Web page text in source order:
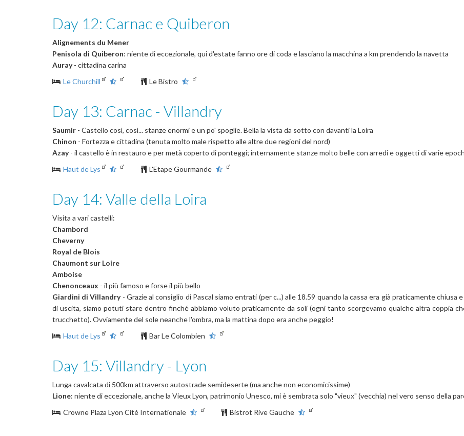
Day 12: Carnac e Quiberon
Alignements du Mener
Penisola di Quiberon: niente di eccezionale, qui d'estate fanno ore di coda e lasciano la macchina a km prendendo la navetta
Auray- cittadina carina
Le Churchill
Le Bistro
Day 13: Carnac - Villandry
Saumir - Castello così, così... stanze enormi e un po' spoglie. Bella la vista da sotto con davanti la Loira
Chinon - Fortezza e cittadina (tenuta molto male rispetto alle altre due regioni del nord)
Azay- il castello è in restauro e per metà coperto di ponteggi; internamente stanze molto belle con arredi e oggetti di varie
Haut de Lys
L'Etape Gourmande
Day 14: Valle della Loira
Visita a vari castelli:
Chambord
Cheverny
Royal de Blois
Chaumont sur Loire
Amboise
Chenonceaux - il più famoso e forse il più bello
Giardini di Villandry- Grazie al consiglio di Pascal siamo entrati (per c...) alle 18.59 quando la cassa era già praticamente chiusa
di uscita, siamo potuti stare dentro finché abbiamo voluto praticamente da soli (ogni tanto scorgevamo qualche altra coppia
trucchetto). Ovviamente del sole neanche l'ombra, ma la mattina dopo era anche peggio!
Haut de Lys
Bar Le Colombien
Day 15: Villandry - Lyon
Lunga cavalcata di 500km attraverso autostrade semideserte (ma anche non economicissime)
Lione: niente di eccezionale, anche la Vieux Lyon, patrimonio Unesco, mi è sembrata solo "vieux" (vecchia) nel vero senso della
Crowne Plaza Lyon Cité Internationale
Bistrot Rive Gauche